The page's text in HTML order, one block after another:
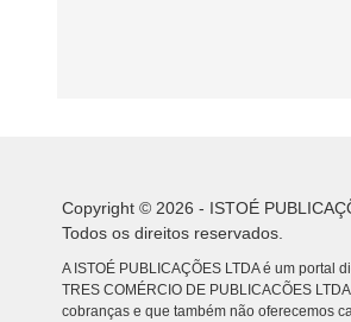
Copyright © 2026 - ISTOÉ
Todos os direitos reservados.
A ISTOÉ PUBLICAÇÕES LTDA é um portal
TRES COMÉRCIO DE PUBLICACÕES
cobranças e que também não oferecemos